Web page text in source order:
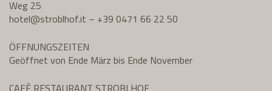
Weg 25
hotel@stroblhof.it – +39 0471 66 22 50
ÖFFNUNGSZEITEN
Geöffnet von Ende März bis Ende November